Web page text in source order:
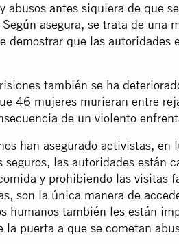
abusos antes siquiera de que
asegura, se trata de una
demostrar que las autoridades
también se ha
46 mujeres murieran entre
de un violento
han asegurado activistas,
seguros, las autoridades están
y prohibiendo las visitas
son la única manera de
humanos también les están
la puerta a que se cometan